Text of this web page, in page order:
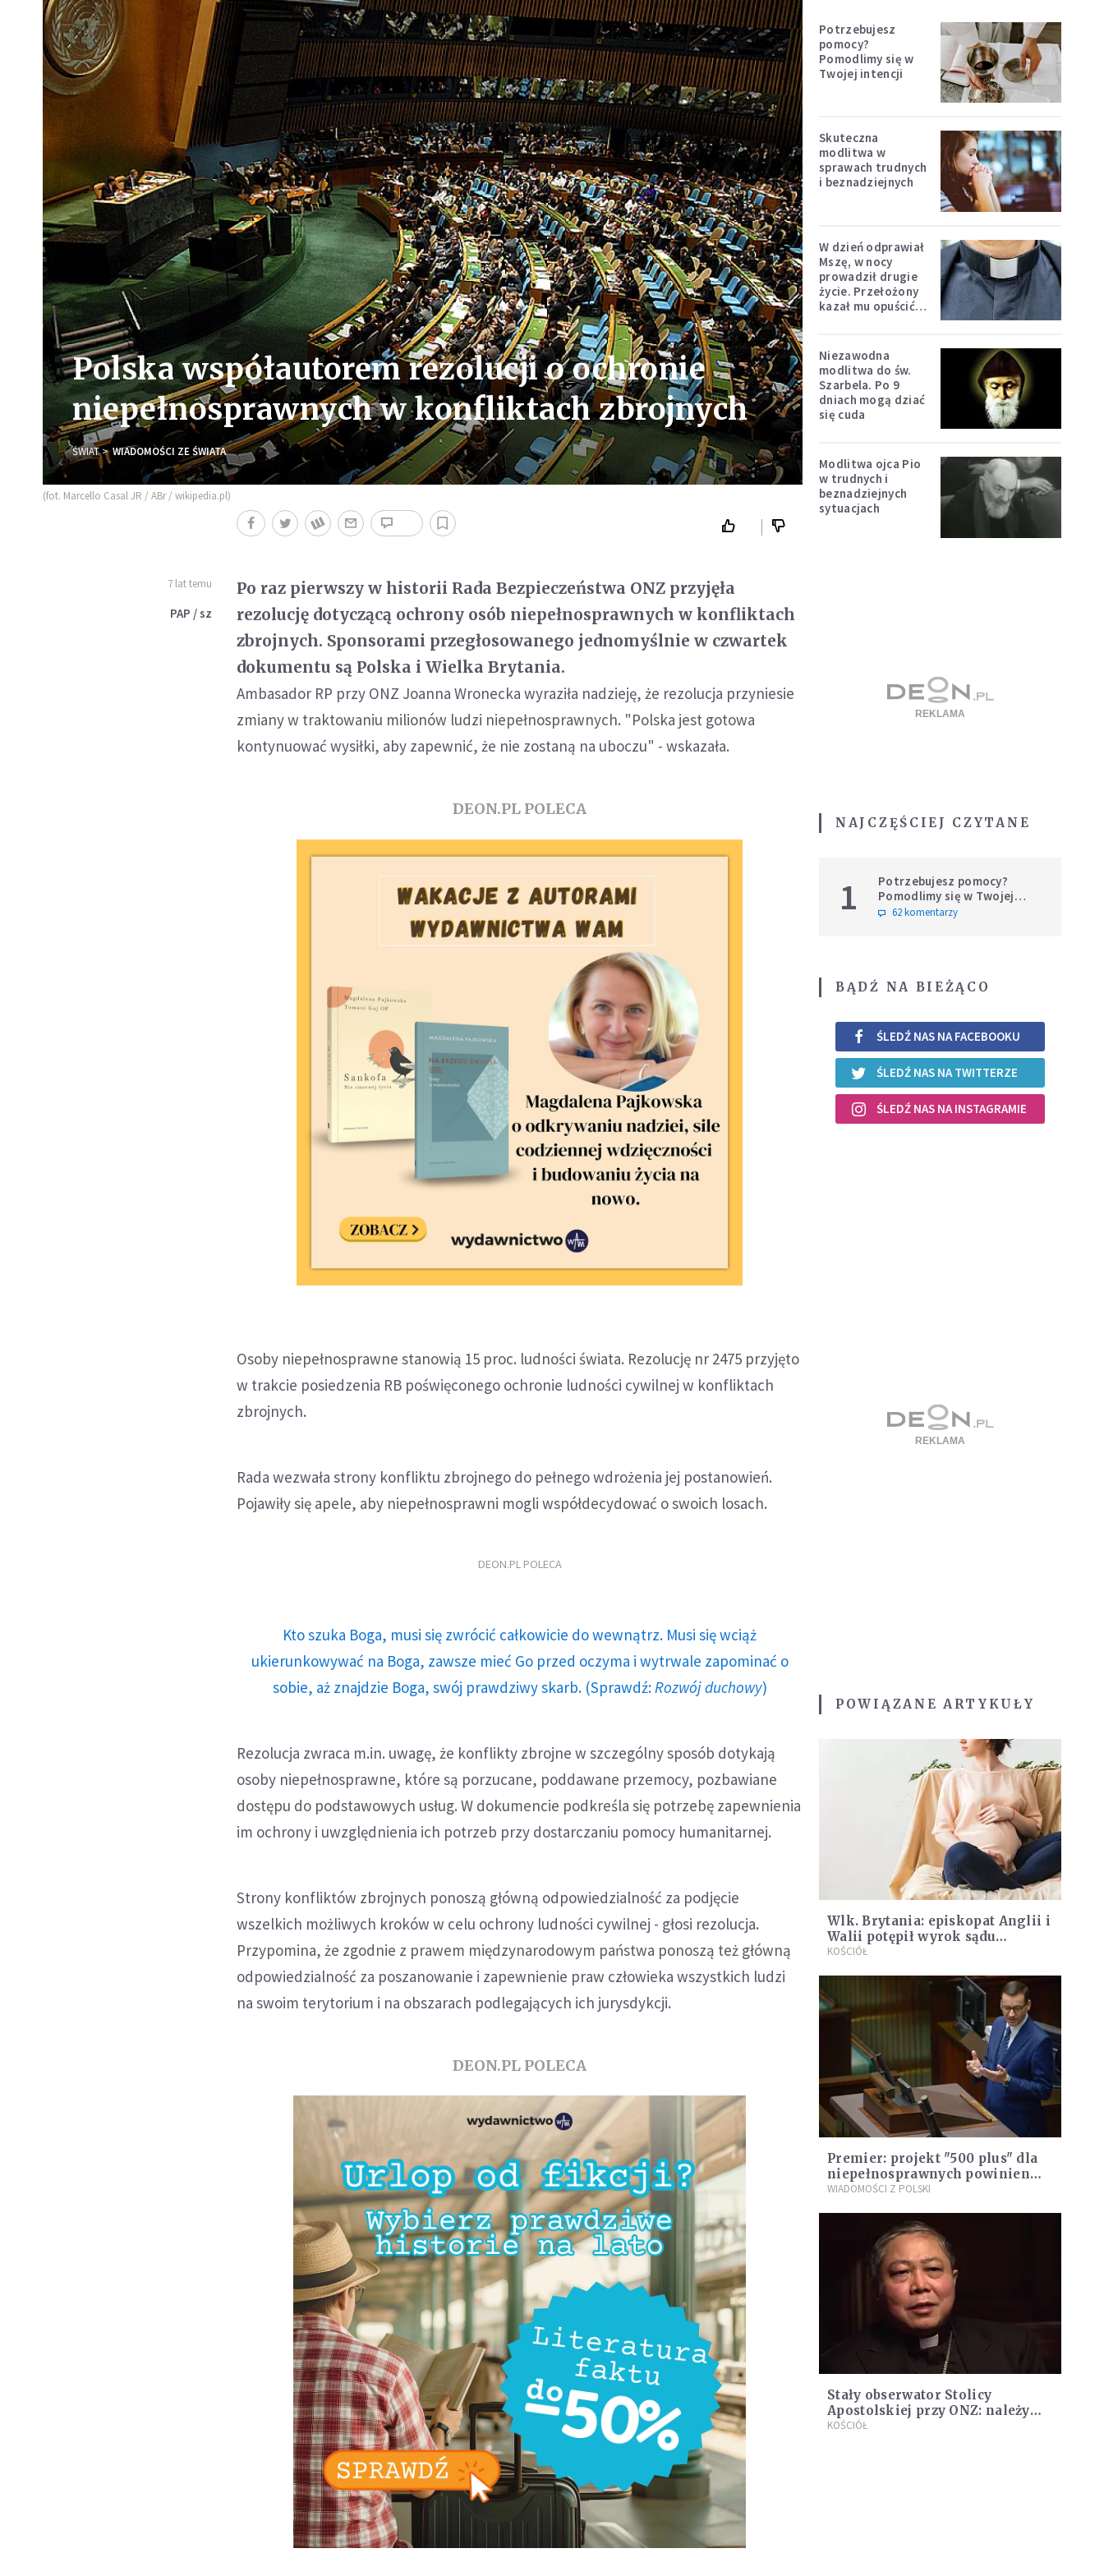
Polska współautorem rezolucji o ochronie
niepełnosprawnych w konfliktach zbrojnych
ŚWIAT WIADOMOŚCI ZE ŚWIATA
(fot. Marcello Casal JR / ABr / wikipedia.pl)
7 lat temu
PAP / sz
Po raz pierwszy w historii Rada Bezpieczeństwa ONZ przyjęła
rezolucję dotyczącą ochrony osób niepełnosprawnych w konfliktach
zbrojnych. Sponsorami przegłosowanego jednomyślnie w czwartek
dokumentu są Polska i Wielka Brytania.
Ambasador RP przy ONZ Joanna Wronecka wyraziła nadzieję, że rezolucja przyniesie
zmiany w traktowaniu milionów ludzi niepełnosprawnych. "Polska jest gotowa
kontynuować wysiłki, aby zapewnić, że nie zostaną na uboczu" - wskazała.
DEON.PL POLECA
Osoby niepełnosprawne stanowią 15 proc. ludności świata. Rezolucję nr 2475 przyjęto
w trakcie posiedzenia RB poświęconego ochronie ludności cywilnej w konfliktach
zbrojnych.
Rada wezwała strony konfliktu zbrojnego do pełnego wdrożenia jej postanowień.
Pojawiły się apele, aby niepełnosprawni mogli współdecydować o swoich losach.
DEON.PL POLECA
Kto szuka Boga, musi się zwrócić całkowicie do wewnątrz. Musi się wciąż
ukierunkowywać na Boga, zawsze mieć Go przed oczyma i wytrwale zapominać o
sobie, aż znajdzie Boga, swój prawdziwy skarb. (Sprawdź: Rozwój duchowy)
Rezolucja zwraca m.in. uwagę, że konflikty zbrojne w szczególny sposób dotykają
osoby niepełnosprawne, które są porzucane, poddawane przemocy, pozbawiane
dostępu do podstawowych usług. W dokumencie podkreśla się potrzebę zapewnienia
im ochrony i uwzględnienia ich potrzeb przy dostarczaniu pomocy humanitarnej.
Strony konfliktów zbrojnych ponoszą główną odpowiedzialność za podjęcie
wszelkich możliwych kroków w celu ochrony ludności cywilnej - głosi rezolucja.
Przypomina, że zgodnie z prawem międzynarodowym państwa ponoszą też główną
odpowiedzialność za poszanowanie i zapewnienie praw człowieka wszystkich ludzi
na swoim terytorium i na obszarach podlegających ich jurysdykcji.
DEON.PL POLECA
Potrzebujesz
pomocy?
Pomodlimy się w
Twojej intencji
Skuteczna
modlitwa w
sprawach trudnych
i beznadziejnych
W dzień odprawiał
Mszę, w nocy
prowadził drugie
życie. Przełożony
kazał mu opuścić
Niezawodna
modlitwa do św.
Szarbela. Po 9
dniach mogą dziać
się cuda
Modlitwa ojca Pio
w trudnych i
beznadziejnych
sytuacjach
NAJCZĘŚCIEJ CZYTANE
1
Potrzebujesz pomocy?
Pomodlimy się w Twojej
intencji
62 komentarzy
BĄDŹ NA BIEŻĄCO
ŚLEDŹ NAS NA FACEBOOKU
ŚLEDŹ NAS NA TWITTERZE
ŚLEDŹ NAS NA INSTAGRAMIE
POWIĄZANE ARTYKUŁY
Wlk. Brytania: episkopat Anglii i
Walii potępił wyrok sądu
nakazujący aborcję
KOŚCIÓŁ
Premier: projekt "500 plus" dla
niepełnosprawnych powinien
być poza sporem politycznym
WIADOMOŚCI Z POLSKI
Stały obserwator Stolicy
Apostolskiej przy ONZ: należy
sprzeciwić się ostro atakom na
KOŚCIÓŁ